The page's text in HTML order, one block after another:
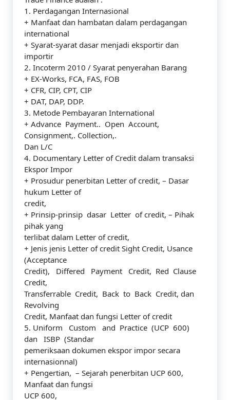
1. Perdagangan Internasional
+ Manfaat dan hambatan dalam perdagangan
international
+ Syarat-syarat dasar menjadi eksportir dan
importir
2. Incoterm 2010 / Syarat penyerahan Barang
+ EX-Works, FCA, FAS, FOB
+ CFR, CIP, CPT, CIP
+ DAT, DAP, DDP.
3. Metode Pembayaran International
+ Advance Payment.. Open Account,
Consignment,. Collection,.
Dan L/C
4. Documentary Letter of Credit dalam transaksi
Ekspor Impor
+ Prosudur penerbitan Letter of credit, – Dasar
hukum Letter of
credit,
+ Prinsip-prinsip dasar Letter of credit, – Pihak
pihak yang
terlibat dalam Letter of credit,
+ Jenis jenis Letter of credit Sight Credit, Usance
(Acceptance
Credit), Differed Payment Credit, Red Clause
Credit,
Transferrable Credit, Back to Back Credit, dan
Revolving
Credit, Manfaat dan fungsi Letter of credit
5. Uniform Custom and Practice (UCP 600)
dan ISBP (Standar
pemeriksaan dokumen ekspor impor secara
internasionnal)
+ Pengertian, – Sejarah penerbitan UCP 600,
Manfaat dan fungsi
UCP 600,